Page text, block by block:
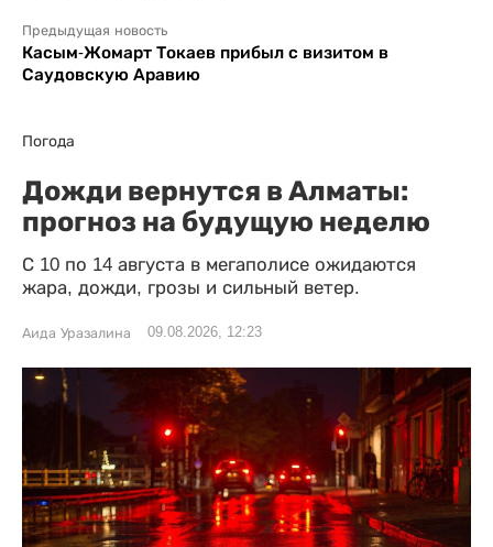
Предыдущая новость
Касым-Жомарт Токаев прибыл с визитом в
Саудовскую Аравию
Погода
Дожди вернутся в Алматы:
прогноз на будущую неделю
С 10 по 14 августа в мегаполисе ожидаются
жара, дожди, грозы и сильный ветер.
Аида Уразалина 09.08.2026, 12:23